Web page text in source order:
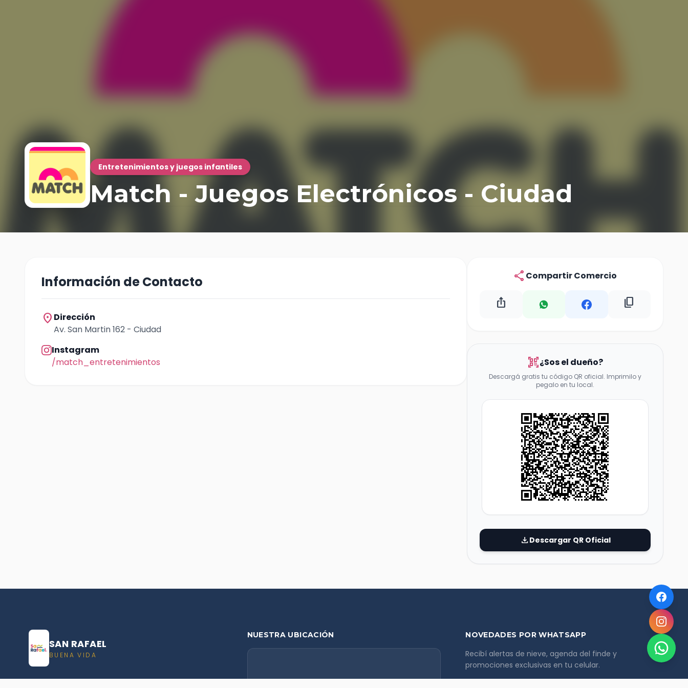
Entretenimientos y juegos infantiles
Match - Juegos Electrónicos - Ciudad
Información de Contacto
location_on Dirección
Av. San Martin 162 - Ciudad
Instagram
/match_entretenimientos
share Compartir Comercio
ios_share content_copy
qr_code_scanner¿Sos el dueño?
Descargá gratis tu código QR oficial. Imprimilo y
pegalo en tu local.
downloadDescargar QR Oficial
SAN RAFAEL
BUENA VIDA
NUESTRA UBICACIÓN NOVEDADES POR WHATSAPP
Recibí alertas de nieve, agenda del finde y
promociones exclusivas en tu celular.